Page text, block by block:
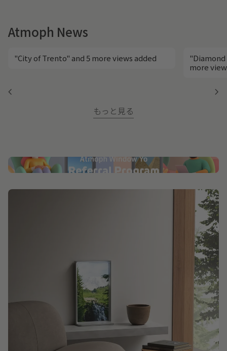
Atmoph News
"City of Trento" and 5 more views added
"Diamond
more
chevron_left chevron_right
もっと見る